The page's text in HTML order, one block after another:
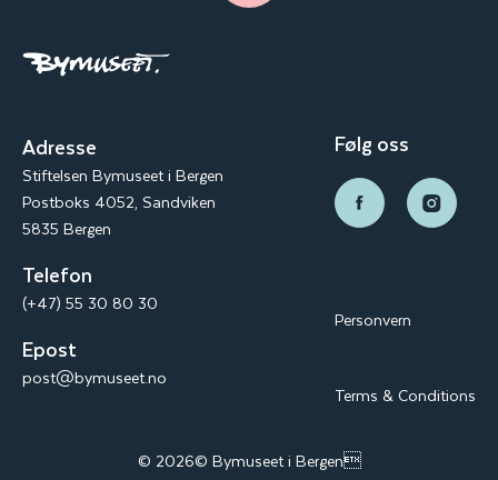
Adresse
Stiftelsen Bymuseet i Bergen
Postboks 4052, Sandviken
5835 Bergen
Telefon
(+47) 55 30 80 30
Epost
post@bymuseet.no
Følg oss
Personvern
Terms & Conditions
© 2026© Bymuseet i Bergen